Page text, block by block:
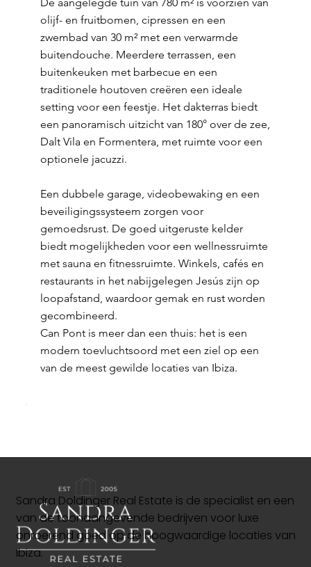
olijf- en fruitbomen, cipressen en een
zwembad van 30 m² met een verwarmde
buitendouche. Meerdere terrassen, een
buitenkeuken met barbecue en een
traditionele houtoven creëren een ideale
setting voor een feestje. Het dakterras biedt
een panoramisch uitzicht van 180° over de zee,
Dalt Vila en Formentera, met ruimte voor een
optionele jacuzzi.
Een dubbele garage, videobewaking en een
beveiligingssysteem zorgen voor
gemoedsrust. De goed uitgeruste kelder
biedt mogelijkheden voor een wellnessruimte
met sauna en fitnessruimte. Winkels, cafés en
restaurants in het nabijgelegen Jesús zijn op
loopafstand, waardoor gemak en rust worden
gecombineerd.
Can Pont is meer dan een thuis: het is een
modern toevluchtsoord met een ziel op een
van de meest gewilde locaties van Ibiza.
Sandra Doldinger Real Estate is de specialist en een
van de toonaangevende bedrijven voor luxe
onroerend goed op de hoogwaardige locaties van
Ibiza.